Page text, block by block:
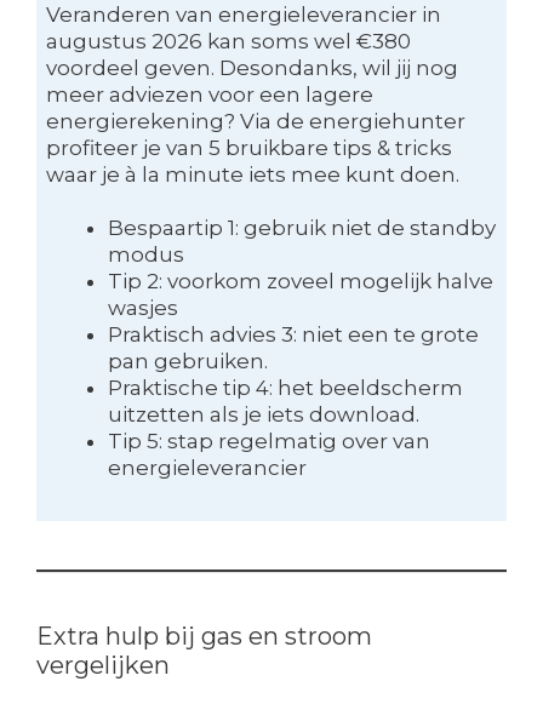
Veranderen van energieleverancier in
augustus 2026 kan soms wel €380
voordeel geven. Desondanks, wil jij nog
meer adviezen voor een lagere
energierekening? Via de energiehunter
profiteer je van 5 bruikbare tips & tricks
waar je à la minute iets mee kunt doen.
Bespaartip 1: gebruik niet de standby
modus
Tip 2: voorkom zoveel mogelijk halve
wasjes
Praktisch advies 3: niet een te grote
pan gebruiken.
Praktische tip 4: het beeldscherm
uitzetten als je iets download.
Tip 5: stap regelmatig over van
energieleverancier
Extra hulp bij gas en stroom
vergelijken